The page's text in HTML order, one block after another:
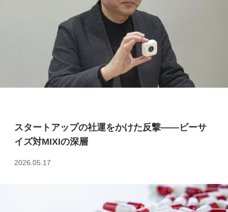
スタートアップの社運をかけた反撃――ビーサ
イズ対MIXIの深層
2026.05.17